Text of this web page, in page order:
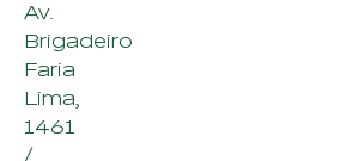
Av.
Brigadeiro
Faria
Lima,
1461